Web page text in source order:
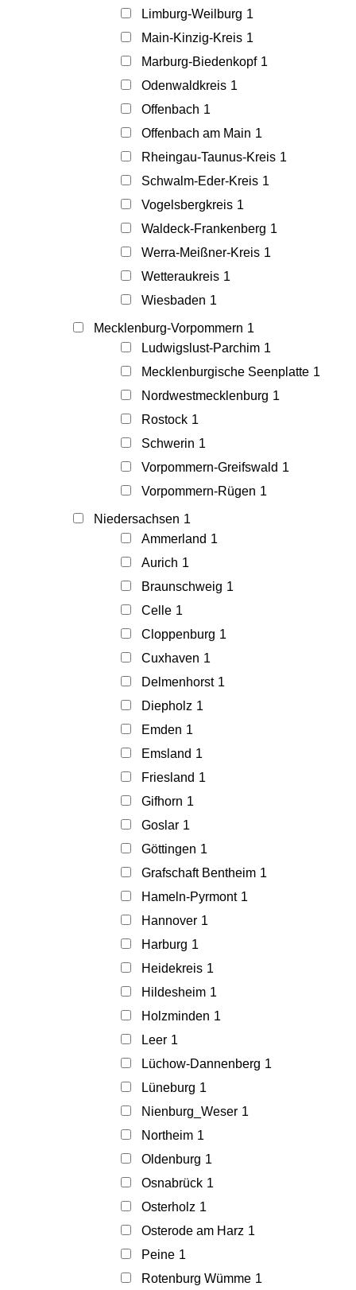
Limburg-Weilburg 1
Main-Kinzig-Kreis 1
Marburg-Biedenkopf 1
Odenwaldkreis 1
Offenbach 1
Offenbach am Main 1
Rheingau-Taunus-Kreis 1
Schwalm-Eder-Kreis 1
Vogelsbergkreis 1
Waldeck-Frankenberg 1
Werra-Meißner-Kreis 1
Wetteraukreis 1
Wiesbaden 1
Mecklenburg-Vorpommern 1
Ludwigslust-Parchim 1
Mecklenburgische Seenplatte 1
Nordwestmecklenburg 1
Rostock 1
Schwerin 1
Vorpommern-Greifswald 1
Vorpommern-Rügen 1
Niedersachsen 1
Ammerland 1
Aurich 1
Braunschweig 1
Celle 1
Cloppenburg 1
Cuxhaven 1
Delmenhorst 1
Diepholz 1
Emden 1
Emsland 1
Friesland 1
Gifhorn 1
Goslar 1
Göttingen 1
Grafschaft Bentheim 1
Hameln-Pyrmont 1
Hannover 1
Harburg 1
Heidekreis 1
Hildesheim 1
Holzminden 1
Leer 1
Lüchow-Dannenberg 1
Lüneburg 1
Nienburg_Weser 1
Northeim 1
Oldenburg 1
Osnabrück 1
Osterholz 1
Osterode am Harz 1
Peine 1
Rotenburg Wümme 1